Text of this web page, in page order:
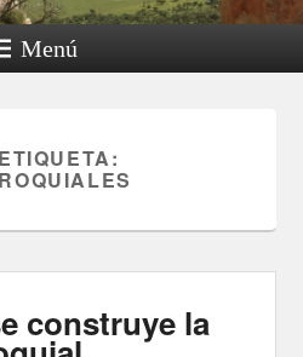
Menú
construye la